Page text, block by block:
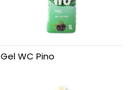
Gel WC Pino